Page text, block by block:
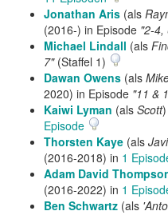
Jonathan Aris (als
(2016-) in Episode "2-4,
Michael Lindall (als
7"(Staffel 1)
Dawan Owens (als
2020) in Episode "11 &
Kaiwi Lyman (als Scott
Episode
Thorsten Kaye (als
(2016-2018) in 1
Adam David
(2016-2022) in 1
Ben Schwartz (als